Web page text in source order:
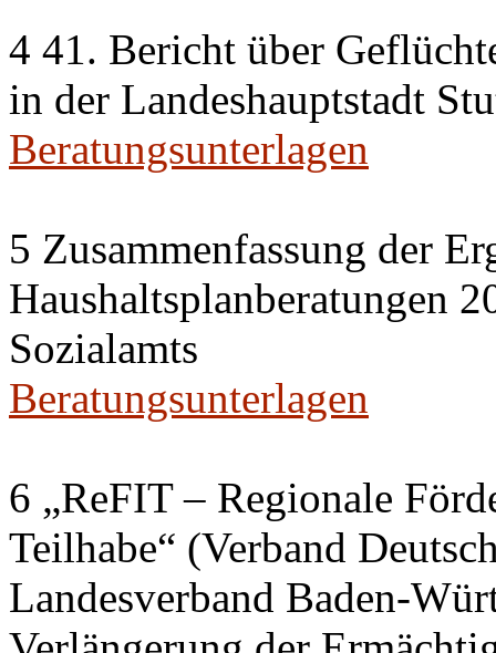
4 41. Bericht über
in der Landeshauptstadt
Beratungsunterlagen
5 Zusammenfassung der
Haushaltsplanberatungen
Sozialamts
Beratungsunterlagen
6 „ReFIT – Regionale
Teilhabe“ (Verband
Landesverband Baden-